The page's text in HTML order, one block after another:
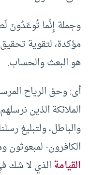
وجملة إِنَّما تُوعَدُونَ
مؤكدة، لتقوية
هو البعث والحساب.
أى: وحق الرياح
الملائكة الذين
والباطل، ولتبليغ
الكافرون-
القيامةالذي لا شك